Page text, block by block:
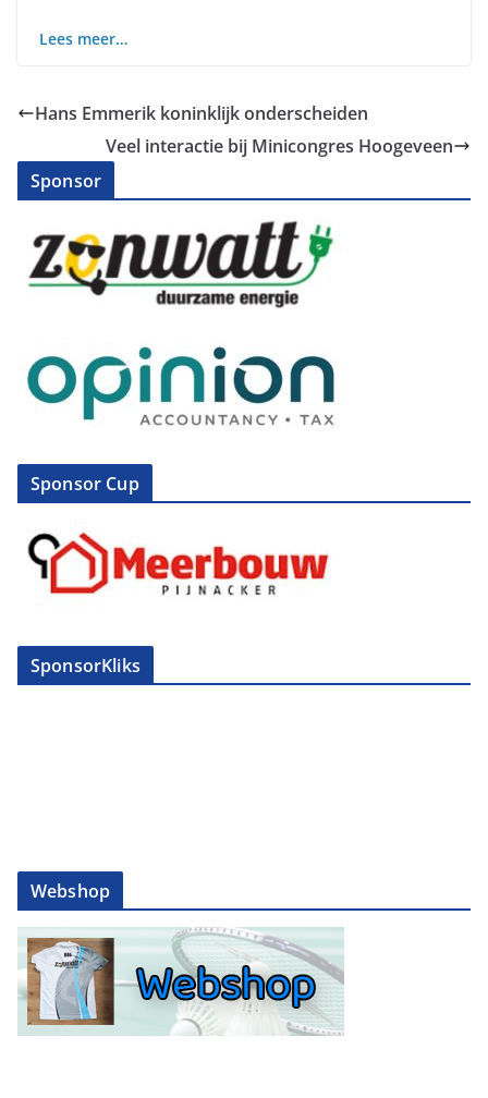
Lees meer…
Hans Emmerik koninklijk onderscheiden
Veel interactie bij Minicongres Hoogeveen
Sponsor
Sponsor Cup
SponsorKliks
Webshop